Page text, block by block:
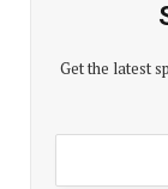
Get the latest